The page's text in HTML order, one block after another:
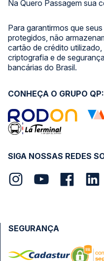
Na Quero Passagem sua
Para garantirmos que
protegidos, não
cartão de crédito
criptografia e de
bancárias do Brasil.
SIGA NOSSAS REDES
CONHEÇA O GRUPO QP:
SEGURANÇA